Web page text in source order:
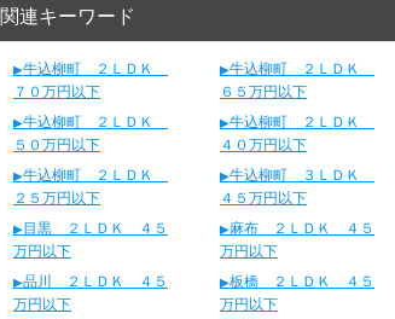
関連キーワード
牛込柳町 ２ＬＤＫ
７０万円以下
牛込柳町 ２ＬＤＫ
６５万円以下
牛込柳町 ２ＬＤＫ
５０万円以下
牛込柳町 ２ＬＤＫ
４０万円以下
牛込柳町 ２ＬＤＫ
２５万円以下
牛込柳町 ３ＬＤＫ
４５万円以下
目黒 ２ＬＤＫ ４５
万円以下
麻布 ２ＬＤＫ ４５
万円以下
品川 ２ＬＤＫ ４５
万円以下
板橋 ２ＬＤＫ ４５
万円以下